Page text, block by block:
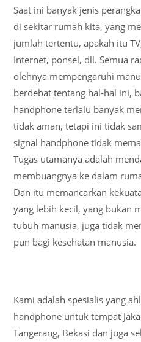
Saat ini banyak jenis
di sekitar rumah kita, yang
jumlah tertentu, apakah itu
Internet, ponsel, dll. Semua
olehnya mempengaruhi
berdebat tentang hal-hal ini,
handphone terlalu banyak
tidak aman, tetapi ini tidak
signal handphone tidak
Tugas utamanya adalah
membuangnya ke dalam
Dan itu memancarkan
yang lebih kecil, yang bukan
tubuh manusia, juga tidak
pun bagi kesehatan manusia.
Kami adalah spesialis yang
handphone untuk tempat
Tangerang, Bekasi dan juga